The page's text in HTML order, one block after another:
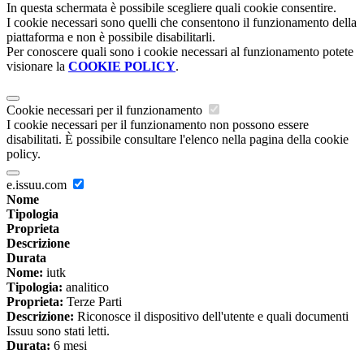
In questa schermata è possibile scegliere quali cookie consentire.
I cookie necessari sono quelli che consentono il funzionamento della
piattaforma e non è possibile disabilitarli.
Per conoscere quali sono i cookie necessari al funzionamento potete
visionare la COOKIE POLICY.
Cookie necessari per il funzionamento
I cookie necessari per il funzionamento non possono essere
disabilitati. È possibile consultare l'elenco nella pagina della cookie
policy.
e.issuu.com
Nome
Tipologia
Proprieta
Descrizione
Durata
Nome: iutk
Tipologia: analitico
Proprieta: Terze Parti
Descrizione: Riconosce il dispositivo dell'utente e quali documenti
Issuu sono stati letti.
Durata: 6 mesi